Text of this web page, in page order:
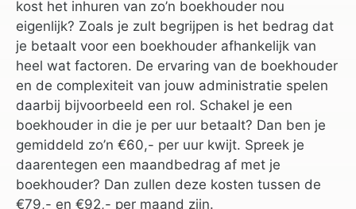
kost het inhuren van zo’n boekhouder nou
eigenlijk? Zoals je zult begrijpen is het bedrag dat
je betaalt voor een boekhouder afhankelijk van
heel wat factoren. De ervaring van de boekhouder
en de complexiteit van jouw administratie spelen
daarbij bijvoorbeeld een rol. Schakel je een
boekhouder in die je per uur betaalt? Dan ben je
gemiddeld zo’n €60,- per uur kwijt. Spreek je
daarentegen een maandbedrag af met je
boekhouder? Dan zullen deze kosten tussen de
€79,- en €92,- per maand zijn.